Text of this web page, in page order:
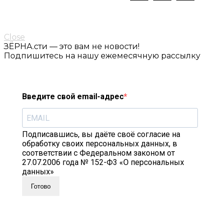
Close
ЗЁРНА.сти — это вам не новости!
Подпишитесь на нашу ежемесячную рассылку
Введите свой email-адрес
Подписавшись, вы даёте своё согласие на
обработку своих персональных данных, в
соответствии с Федеральном законом от
27.07.2006 года № 152-Ф3 «О персональных
данных»
Готово